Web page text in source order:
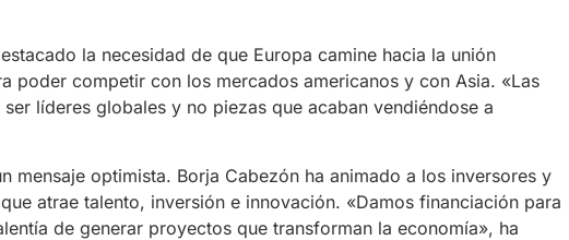
la necesidad de que Europa camine hacia la unión
poder competir con los mercados americanos y con Asia. «Las
líderes globales y no piezas que acaban vendiéndose a
mensaje optimista. Borja Cabezón ha animado a los inversores y
atrae talento, inversión e innovación. «Damos financiación para
de generar proyectos que transforman la economía», ha